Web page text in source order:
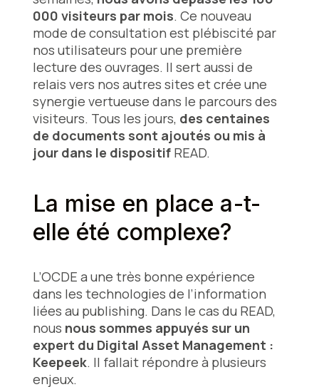
000 visiteurs par mois. Ce nouveau
mode de consultation est plébiscité par
nos utilisateurs pour une première
lecture des ouvrages. Il sert aussi de
relais vers nos autres sites et crée une
synergie vertueuse dans le parcours des
visiteurs. Tous les jours, des centaines
de documents sont ajoutés ou mis à
jour dans le dispositifREAD.
La mise en place a-t-
elle été complexe?
L’OCDE a une très bonne expérience
dans les technologies de l’information
liées au publishing. Dans le cas du READ,
nous nous sommes appuyés sur un
expert du Digital Asset Management :
Keepeek. Il fallait répondre à plusieurs
enjeux.